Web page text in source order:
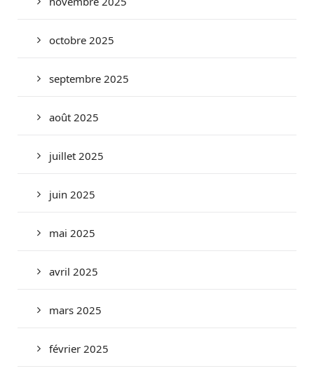
octobre 2025
septembre 2025
août 2025
juillet 2025
juin 2025
mai 2025
avril 2025
mars 2025
février 2025